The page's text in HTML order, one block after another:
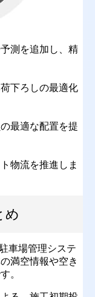
測を追加し、精
下ろしの最適化
最適な配置を提
物流を推進しま
め
車場管理システ
満空情報や空き
。